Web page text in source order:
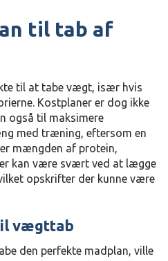
til tab af
til at tabe vægt, især hvis
Kostplaner er dog ikke
også til maksimere
med træning, eftersom en
mængden af protein,
kan være svært ved at lægge
opskrifter der kunne være
vægttab
den perfekte madplan, ville